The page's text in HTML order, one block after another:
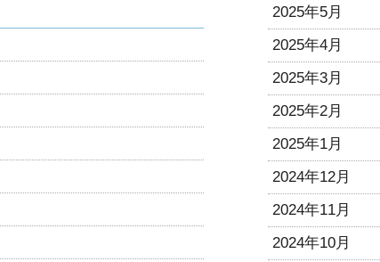
2025年5月
2025年4月
2025年3月
2025年2月
2025年1月
2024年12月
2024年11月
2024年10月